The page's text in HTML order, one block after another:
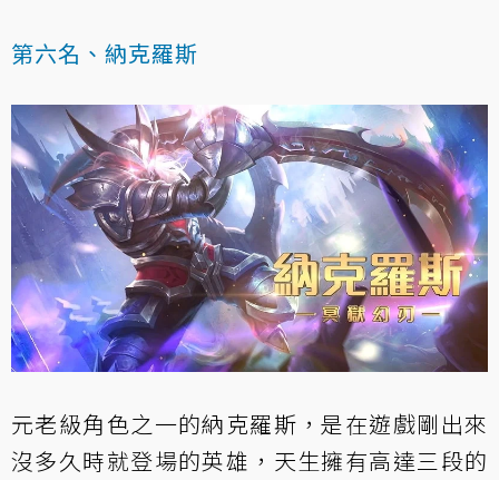
第六名、納克羅斯
元老級角色之一的納克羅斯，是在遊戲剛出來
沒多久時就登場的英雄，天生擁有高達三段的